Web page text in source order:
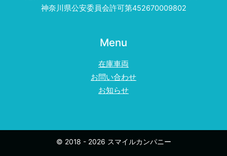
神奈川県公安委員会許可第452670009802
Menu
在庫車両
お問い合わせ
お知らせ
© 2018 - 2026 スマイルカンパニー